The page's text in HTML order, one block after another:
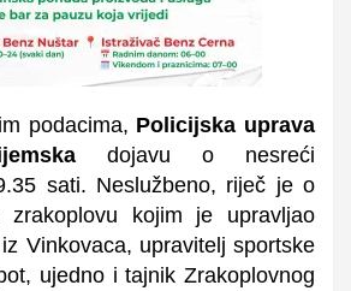
podacima, Policijska uprava
dojavu o nesreći
sati. Neslužbeno, riječ je o
zrakoplovu kojim je upravljao
Vinkovaca, upravitelj sportske
ujedno i tajnik Zrakoplovnog